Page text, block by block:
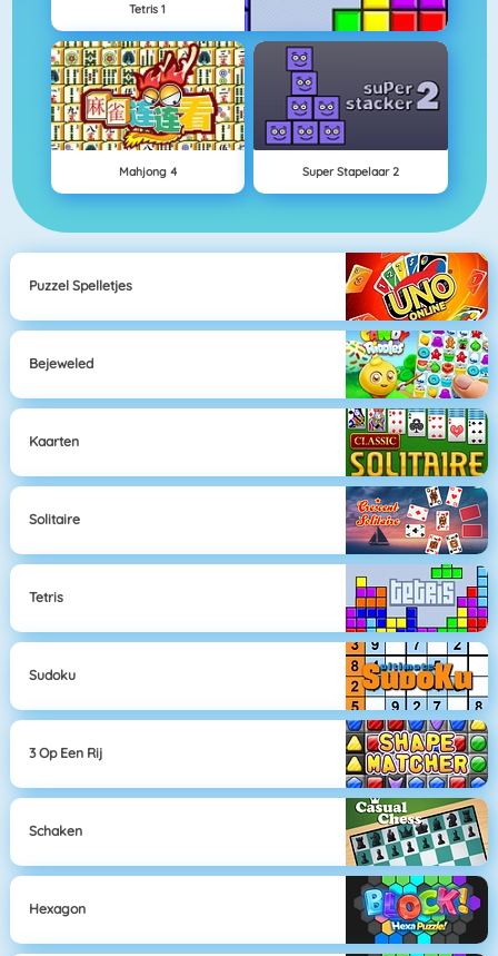
Tetris 1
Mahjong 4 Super Stapelaar 2
Puzzel Spelletjes
Bejeweled
Kaarten
Solitaire
Tetris
Sudoku
3 Op Een Rij
Schaken
Hexagon